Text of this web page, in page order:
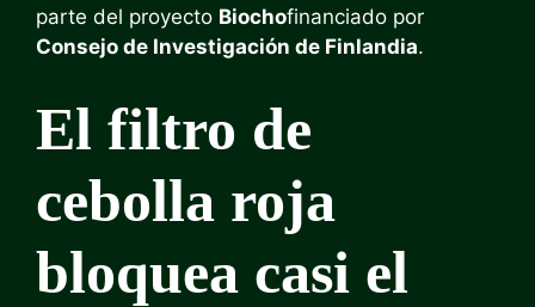
parte del proyecto Biochofinanciado por
Consejo de Investigación de Finlandia.
El filtro de
cebolla roja
bloquea casi el